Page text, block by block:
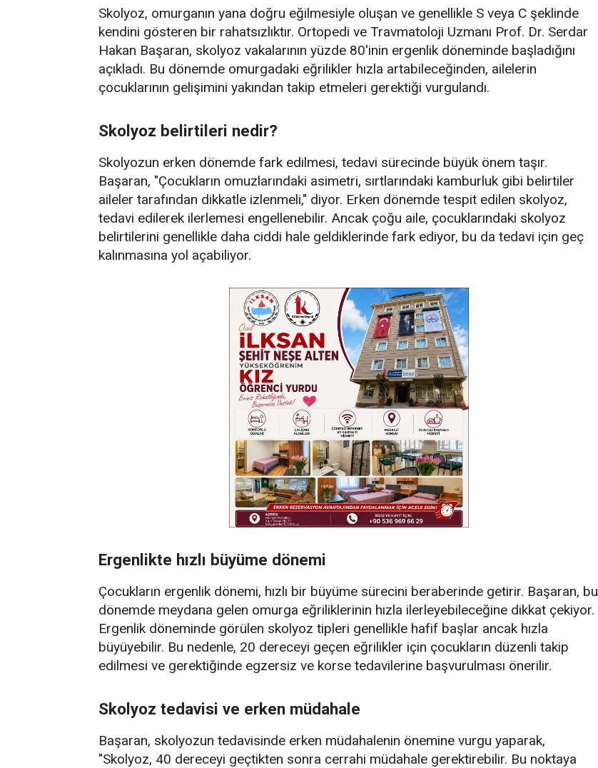
Skolyoz, omurganın yana doğru eğilmesiyle oluşan ve genellikle S veya C şeklinde
kendini gösteren bir rahatsızlıktır. Ortopedi ve Travmatoloji Uzmanı Prof. Dr. Serdar
Hakan Başaran, skolyoz vakalarının yüzde 80'inin ergenlik döneminde başladığını
açıkladı. Bu dönemde omurgadaki eğrilikler hızla artabileceğinden, ailelerin
çocuklarının gelişimini yakından takip etmeleri gerektiği vurgulandı.
Skolyoz belirtileri nedir?
Skolyozun erken dönemde fark edilmesi, tedavi sürecinde büyük önem taşır.
Başaran, "Çocukların omuzlarındaki asimetri, sırtlarındaki kamburluk gibi belirtiler
aileler tarafından dikkatle izlenmeli," diyor. Erken dönemde tespit edilen skolyoz,
tedavi edilerek ilerlemesi engellenebilir. Ancak çoğu aile, çocuklarındaki skolyoz
belirtilerini genellikle daha ciddi hale geldiklerinde fark ediyor, bu da tedavi için geç
kalınmasına yol açabiliyor.
Ergenlikte hızlı büyüme dönemi
Çocukların ergenlik dönemi, hızlı bir büyüme sürecini beraberinde getirir. Başaran, bu
dönemde meydana gelen omurga eğriliklerinin hızla ilerleyebileceğine dikkat çekiyor.
Ergenlik döneminde görülen skolyoz tipleri genellikle hafif başlar ancak hızla
büyüyebilir. Bu nedenle, 20 dereceyi geçen eğrilikler için çocukların düzenli takip
edilmesi ve gerektiğinde egzersiz ve korse tedavilerine başvurulması önerilir.
Skolyoz tedavisi ve erken müdahale
Başaran, skolyozun tedavisinde erken müdahalenin önemine vurgu yaparak,
"Skolyoz, 40 dereceyi geçtikten sonra cerrahi müdahale gerektirebilir. Bu noktaya